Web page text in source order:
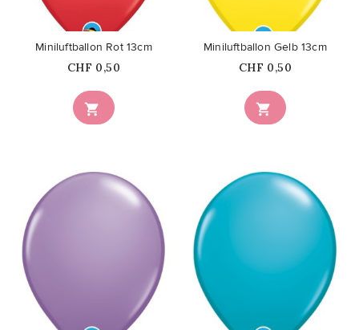

Miniluftballon Rot 13cm
Price
CHF 0,50

Miniluftballon Gelb 13cm
Price
CHF 0,50
favorite_border favorite_border